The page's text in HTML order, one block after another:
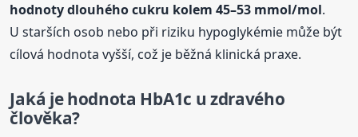
hodnotydlouhéhocukru kolem 45–53 mmol/mol.
U starších osob nebo při riziku hypoglykémie může být
cílová hodnota vyšší, což je běžná klinická praxe.
Jaká je hodnota HbA1c u zdravého
člověka?